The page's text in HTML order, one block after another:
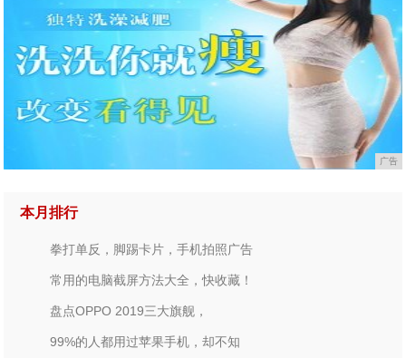
广告
本月排行
拳打单反，脚踢卡片，手机拍照广告
常用的电脑截屏方法大全，快收藏！
盘点OPPO 2019三大旗舰，
99%的人都用过苹果手机，却不知